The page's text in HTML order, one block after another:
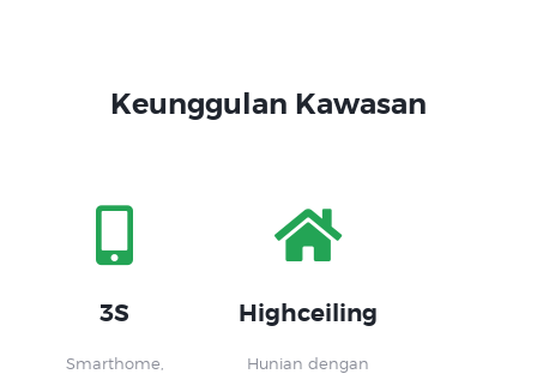
Keunggulan Kawasan
3S
Smarthome,
Highceiling
Hunian dengan